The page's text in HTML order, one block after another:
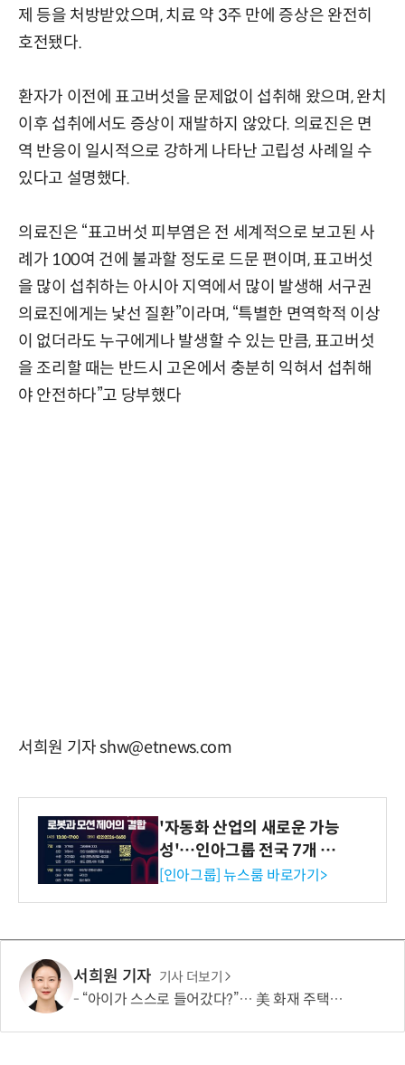
제 등을 처방받았으며, 치료 약 3주 만에 증상은 완전히
호전됐다.
환자가 이전에 표고버섯을 문제없이 섭취해 왔으며, 완치
이후 섭취에서도 증상이 재발하지 않았다. 의료진은 면
역 반응이 일시적으로 강하게 나타난 고립성 사례일 수
있다고 설명했다.
의료진은 “표고버섯 피부염은 전 세계적으로 보고된 사
례가 100여 건에 불과할 정도로 드문 편이며, 표고버섯
을 많이 섭취하는 아시아 지역에서 많이 발생해 서구권
의료진에게는 낯선 질환”이라며, “특별한 면역학적 이상
이 없더라도 누구에게나 발생할 수 있는 만큼, 표고버섯
을 조리할 때는 반드시 고온에서 충분히 익혀서 섭취해
야 안전하다”고 당부했다
서희원 기자 shw@etnews.com
'자동화 산업의 새로운 가능
성'…인아그룹 전국 7개 도
시 세미나 페어 개최
[인아그룹] 뉴스룸 바로가기>
서희원 기자 기사 더보기
“아이가 스스로 들어갔다?”… 美 화재 주택서 '개 우리'에 갇힌 소년 구조